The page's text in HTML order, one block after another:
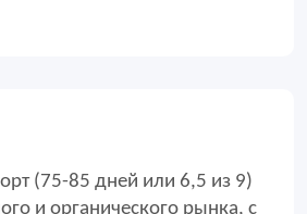
(75-85 дней или 6,5 из 9)
и органического рынка, с